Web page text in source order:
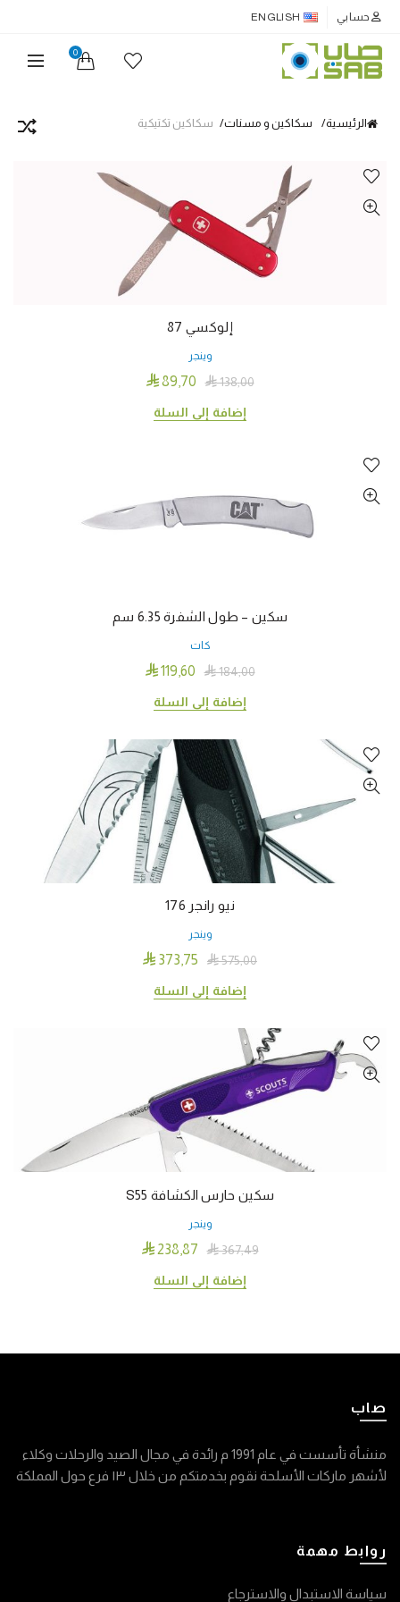
حسابي ENGLISH
0
الرئيسية سكاكين و مسنات سكاكين تكتيكية
إلوكسي 87
وينجر

138٫00  89٫70
إضافة إلى السلة
سكين – طول الشفرة 6.35 سم
كات

184٫00  119٫60
إضافة إلى السلة
نيو رانجر 176
وينجر

575٫00  373٫75
إضافة إلى السلة
سكين حارس الكشافة S55
وينجر

367٫49  238٫87
إضافة إلى السلة
صاب
منشأة تأسست في عام 1991 م رائدة في مجال الصيد والرحلات وكلاء
لأشهر ماركات الأسلحة نقوم بخدمتكم من خلال ١٣ فرع حول المملكة
روابط مهمة
سياسة الاستبدال والاسترجاع